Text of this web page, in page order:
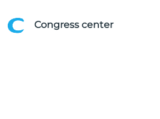
Congress center